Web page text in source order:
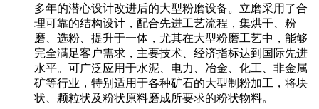
多年的潜心设计改进后的大型粉磨设备。立磨采用了合
理可靠的结构设计，配合先进工艺流程，集烘干、粉
磨、选粉、提升于一体，尤其在大型粉磨工艺中，能够
完全满足客户需求，主要技术、经济指标达到国际先进
水平。可广泛应用于水泥、电力、冶金、化工、非金属
矿等行业，特别适用于各种矿石的大型制粉加工，将块
状、颗粒状及粉状原料磨成所要求的粉状物料。